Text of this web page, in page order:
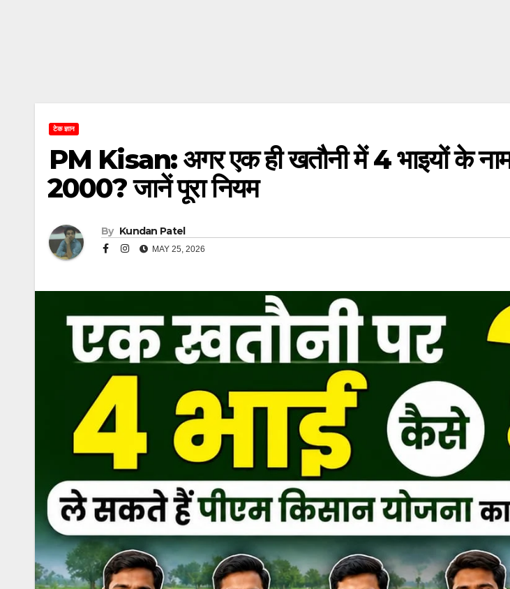
टेक ज्ञान
PM Kisan: अगर एक ही खतौनी में 4 भाइयों के
₹2000? जानें पूरा नियम
By Kundan Patel
MAY 25, 2026